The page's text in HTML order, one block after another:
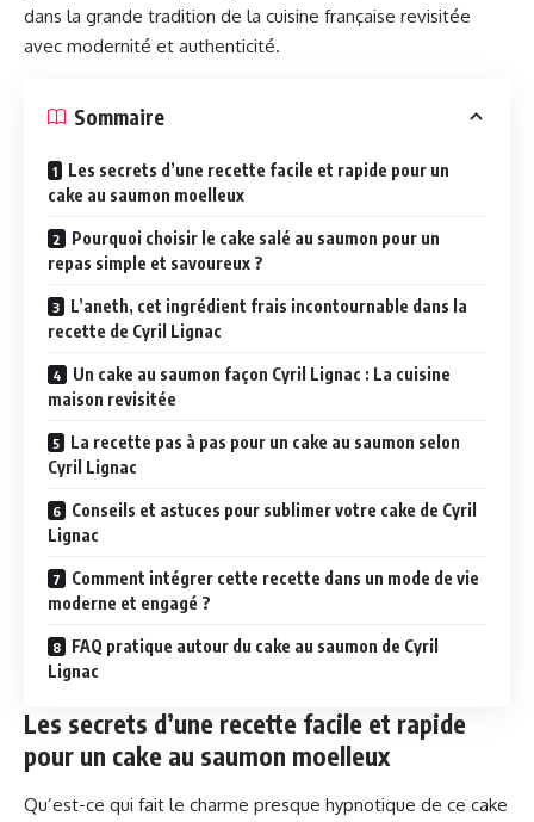
dans la grande tradition de la cuisine française revisitée
avec modernité et authenticité.
Sommaire
Les secrets d’une recette facile et rapide pour un
cake au saumon moelleux
Pourquoi choisir le cake salé au saumon pour un
repas simple et savoureux ?
L’aneth, cet ingrédient frais incontournable dans la
recette de Cyril Lignac
Un cake au saumon façon Cyril Lignac : La cuisine
maison revisitée
La recette pas à pas pour un cake au saumon selon
Cyril Lignac
Conseils et astuces pour sublimer votre cake de Cyril
Lignac
Comment intégrer cette recette dans un mode de vie
moderne et engagé ?
FAQ pratique autour du cake au saumon de Cyril
Lignac
Les secrets d’une recette facile et rapide
pour un cake au saumon moelleux
Qu’est-ce qui fait le charme presque hypnotique de ce cake